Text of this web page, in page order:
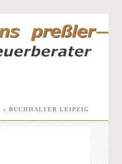
» BUCHHALTER LEIPZIG